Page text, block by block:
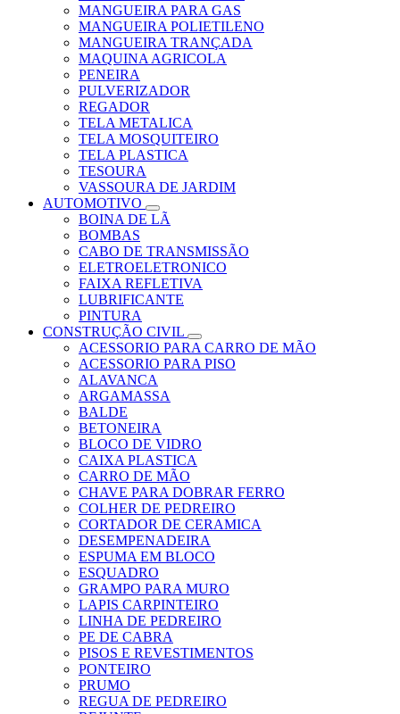
MANGUEIRA PARA GAS
MANGUEIRA POLIETILENO
MANGUEIRA TRANÇADA
MAQUINA AGRICOLA
PENEIRA
PULVERIZADOR
REGADOR
TELA METALICA
TELA MOSQUITEIRO
TELA PLASTICA
TESOURA
VASSOURA DE JARDIM
AUTOMOTIVO
BOINA DE LÃ
BOMBAS
CABO DE TRANSMISSÃO
ELETROELETRONICO
FAIXA REFLETIVA
LUBRIFICANTE
PINTURA
CONSTRUÇÃO CIVIL
ACESSORIO PARA CARRO DE MÃO
ACESSORIO PARA PISO
ALAVANCA
ARGAMASSA
BALDE
BETONEIRA
BLOCO DE VIDRO
CAIXA PLASTICA
CARRO DE MÃO
CHAVE PARA DOBRAR FERRO
COLHER DE PEDREIRO
CORTADOR DE CERAMICA
DESEMPENADEIRA
ESPUMA EM BLOCO
ESQUADRO
GRAMPO PARA MURO
LAPIS CARPINTEIRO
LINHA DE PEDREIRO
PE DE CABRA
PISOS E REVESTIMENTOS
PONTEIRO
PRUMO
REGUA DE PEDREIRO